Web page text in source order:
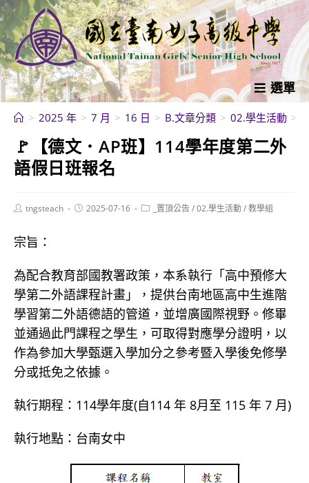
跳
轉
至
主
要
內
選單
> 2025 年 > 7 月 > 16 日 > B.文章分類 > 02.學生活動 >
🚩【德文．AP班】114學年度第二外
語假日班報名
Posttngsteach
Post2025-07-16
Post _置頂公告/02.學生活動/教學組
宗旨：
為配合教育部國教署政策，本系執行「高中預修大
學第二外語課程計畫」，提供台南地區高中生進階
學習第二外語德語的管道，並增廣國際視野。修畢
並通過此門課程之學生，可取得對應學分證明，以
作為參加大學甄選入學加分之參考暨入學後免修學
分或抵免之依據。
執行期程：114學年度(自114 年 8月至 115 年 7 月)
執行地點：台南女中